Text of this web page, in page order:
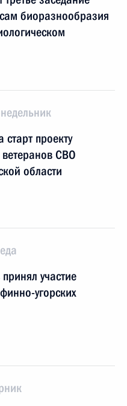
биоразнообразия
проекту
СВО
области
участие
угорских